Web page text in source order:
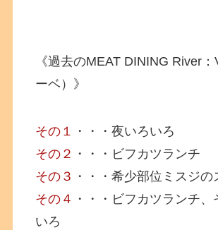
《過去のMEAT DINING River
ーベ）》
その１ ・・・夜いろいろ
その２ ・・・ビフカツランチ
その３ ・・・希少部位ミスジの
その４ ・・・ビフカツランチ、
いろ